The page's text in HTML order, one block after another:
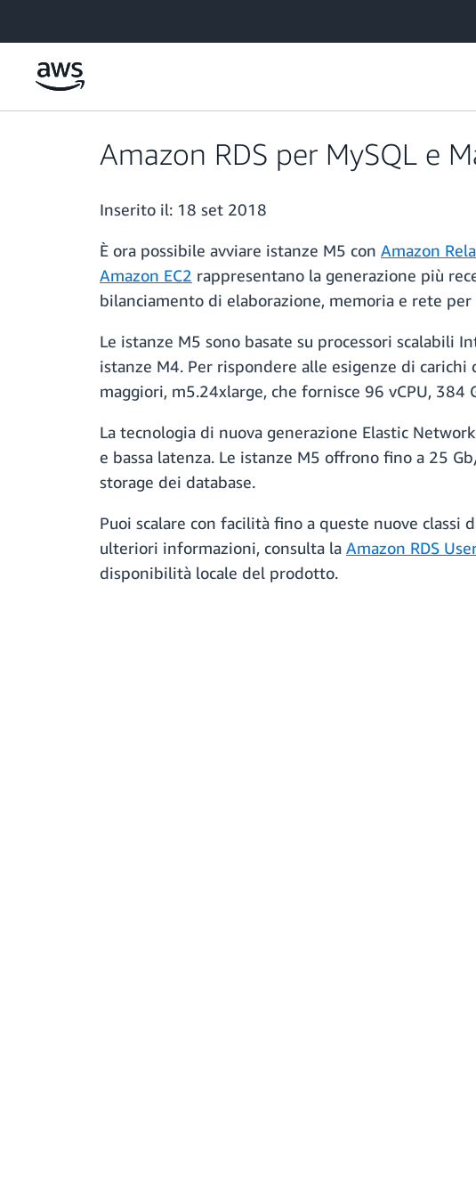
Amazon RDS per MySQL e
Inserito il: 18 set 2018
È ora possibile avviare istanze M5 con Amazon
Amazon EC2 rappresentano la generazione più
bilanciamento di elaborazione, memoria e rete
Le istanze M5 sono basate su processori
istanze M4. Per rispondere alle esigenze di
maggiori, m5.24xlarge, che fornisce 96 vCPU,
La tecnologia di nuova generazione Elastic
e bassa latenza. Le istanze M5 offrono fino a 25
storage dei database.
Puoi scalare con facilità fino a queste nuove
ulteriori informazioni, consulta la Amazon RDS
disponibilità locale del prodotto.